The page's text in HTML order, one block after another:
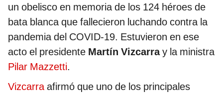
un obelisco en memoria de los 124 héroes de
bata blanca que fallecieron luchando contra la
pandemia del COVID-19. Estuvieron en ese
acto el presidente Martín Vizcarray la ministra
Pilar Mazzetti.
Vizcarra afirmó que uno de los principales